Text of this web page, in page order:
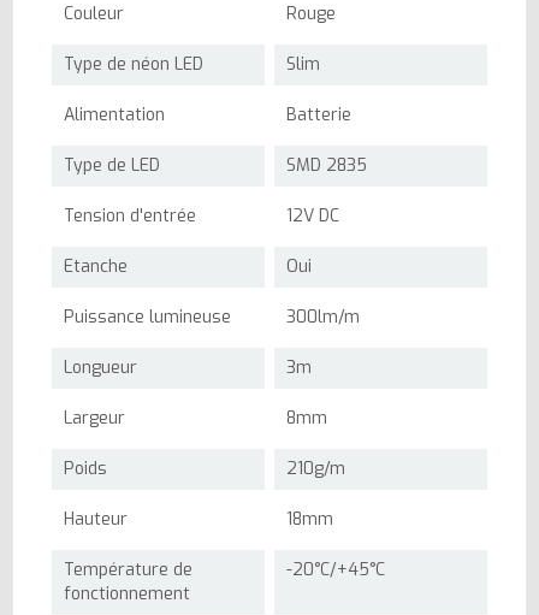
Couleur Rouge
Type de néon LED Slim
Alimentation Batterie
Type de LED SMD 2835
Tension d'entrée 12V DC
Etanche Oui
Puissance lumineuse 300lm/m
Longueur 3m
Largeur 8mm
Poids 210g/m
Hauteur 18mm
Température de
fonctionnement
-20°C/+45°C